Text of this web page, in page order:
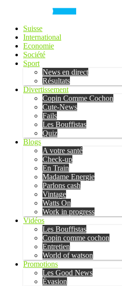
Suisse
International
Economie
Société
Sport
News en direct
Résultats
Divertissement
Copin Comme Cochon
Cute-News
Fails
Les Bouffistas
Quiz
Blogs
A votre santé
Check-up
En Train
Madame Energie
Parlons cash
Vintage
Watts On
Work in progress
Vidéos
Les Bouffistas
Copin comme cochon
Entretien
World of watson
Promotions
Les Good News
Évasion